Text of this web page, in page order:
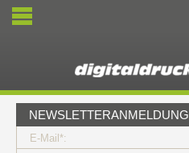
NEWSLETTERANMELDUNG
E-Mail*: